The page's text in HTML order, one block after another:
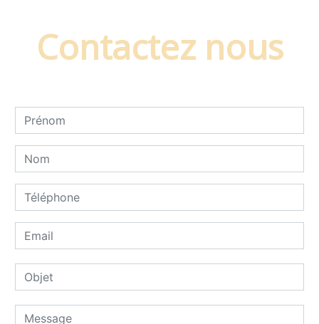
Contactez nous